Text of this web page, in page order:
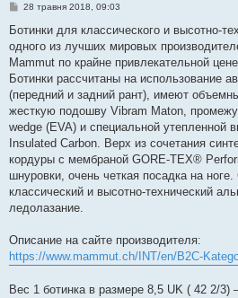
П
в
д
о
л
е
н
я
28 травня 2018, 09:03
Ботинки для классического и высотно-
одного из лучших мировых
Mammut по крайне привлекательной
Ботинки рассчитаны на использование
(передний и задний рант), имеют
жесткую подошву Vibram Maton,
wedge (EVA) и специальной утепленной
Insulated Carbon. Верх из сочетания
кордуры с мембраной GORE-TEX®
шнуровки, очень четкая посадка на
классический и высотно-технический
ледолазание.
Описание на сайте производителя:
https://www.mammut.ch/INT/en/B2C-
Вес 1 ботинка в размере 8,5 UK ( 42 2/3)